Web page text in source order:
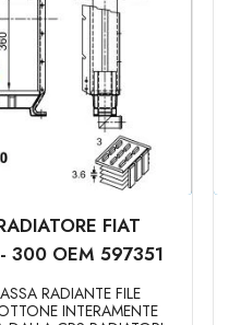
FIAT
300 OEM 597351
RADIANTE FILE
INTERAMENTE